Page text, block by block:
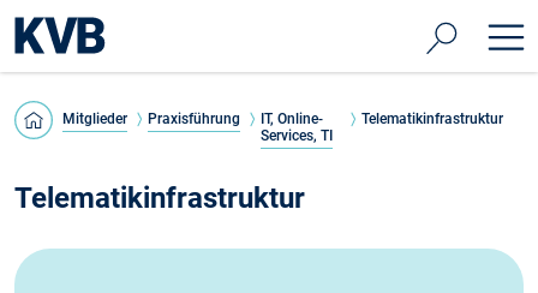
Mitglieder Praxisführung
IT, Online-
Services, TI
Telematikinfrastruktur
Telematikinfrastruktur